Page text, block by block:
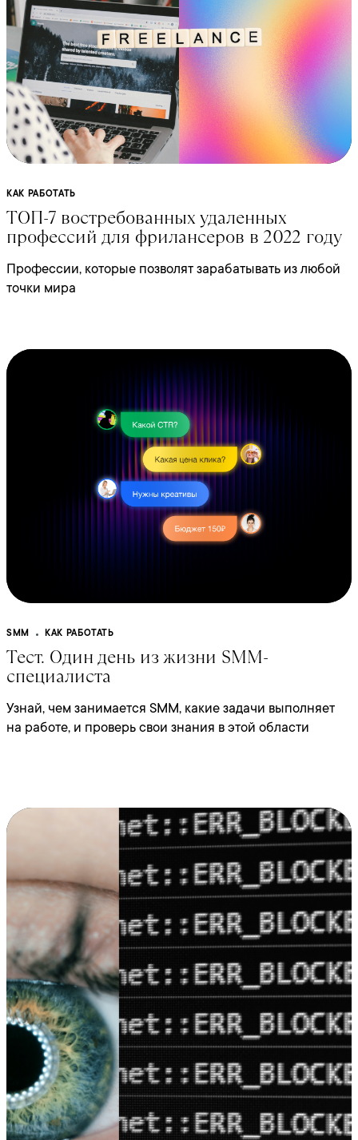
КАК РАБОТАТЬ
ТОП-7 востребованных удаленных
профессий для фрилансеров в 2022 году
Профессии, которые позволят зарабатывать из любой
точки мира
SMM КАК РАБОТАТЬ
Тест. Один день из жизни SMM-
специалиста
Узнай, чем занимается SMM, какие задачи выполняет
на работе, и проверь свои знания в этой области